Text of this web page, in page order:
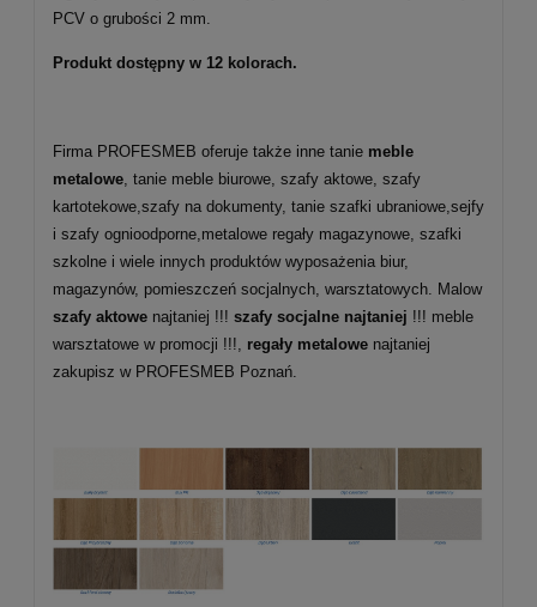
PCV o grubości 2 mm.
Produkt dostępny w 12 kolorach.
Firma PROFESMEB oferuje także inne tanie meble
metalowe, tanie meble biurowe, szafy aktowe, szafy
kartotekowe,szafy na dokumenty, tanie szafki ubraniowe,sejfy
i szafy ognioodporne,metalowe regały magazynowe, szafki
szkolne i wiele innych produktów wyposażenia biur,
magazynów, pomieszczeń socjalnych, warsztatowych. Malow
szafy aktowe najtaniej !!! szafy socjalne najtaniej !!! meble
warsztatowe w promocji !!!, regały metalowe najtaniej
zakupisz w PROFESMEB Poznań.